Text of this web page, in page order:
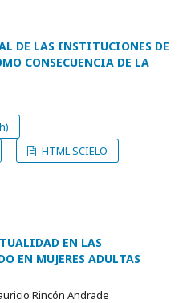
DE LAS INSTITUCIONES DE
CONSECUENCIA DE LA
HTML SCIELO
EN LAS
EN MUJERES ADULTAS
Rincón Andrade